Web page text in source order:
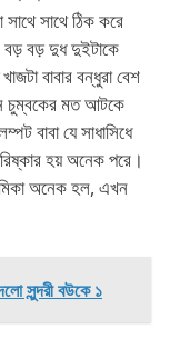
সাথে ঠিক করে
বড় বড় দুধ দুইটাকে
বাবার বন্ধুরা বেশ
চুম্বকের মত আটকে
বাবা যে সাধাসিধে
হয় অনেক পরে।
অনেক হল, এখন
সুন্দরী বউকে ১